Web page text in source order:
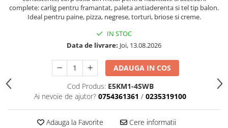
Electrice
Ingrijire personala
Produse pentru copii
Scaune auto copii
GRUPA 0+1 2 3/ 0-36 kg / 0-12 ani
Cuburi si caramizi
complete: carlig pentru framantat, paleta antiaderenta si tel tip balon.
Ideal pentru paine, pizza, negrese, torturi, briose si creme.
IN STOC
Data de livrare: Joi, 13.08.2026
ADAUGA IN COS
Cod Produs: E5KM1-4SWB
Ai nevoie de ajutor? 0754361361 / 0235319100
Adauga la Favorite Cere informatii